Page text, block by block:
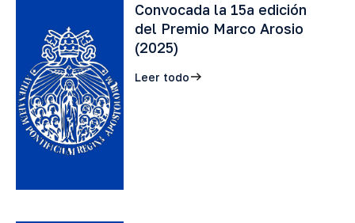
Convocada la 15ª edición
del Premio Marco Arosio
(2025)
Leer todo